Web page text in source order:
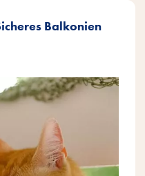
Balkonien